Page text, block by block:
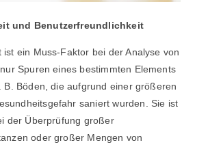
und Benutzerfreundlichkeit
ist ein Muss-Faktor bei der Analyse von
Spuren eines bestimmten Elements
B. Böden, die aufgrund einer größeren
saniert wurden. Sie ist
der Überprüfung großer
oder großer Mengen von